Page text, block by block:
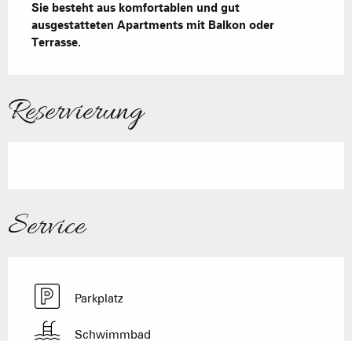
Sie besteht aus komfortablen und gut
ausgestatteten Apartments mit Balkon oder
Terrasse.
Reservierung
Service
Parkplatz
Schwimmbad